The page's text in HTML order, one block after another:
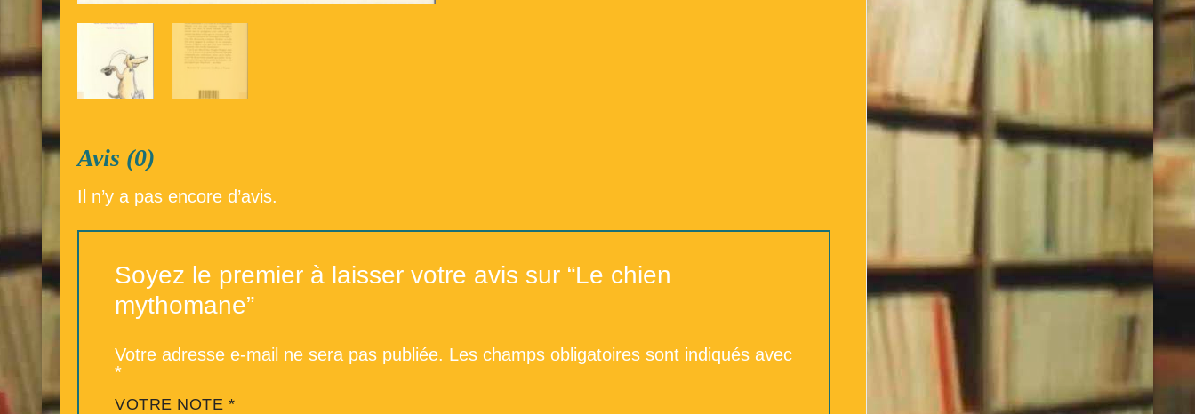
Répertoire du fonds de la Bibliothèque – 2ème partie
Répertoire des ouvrages Jeunesse
Déconnexion
Avis (0)
Il n’y a pas encore d’avis.
Soyez le premier à laisser votre avis sur “Le chien
mythomane”
Votre adresse e-mail ne sera pas publiée. Les champs obligatoires sont indiqués avec
*
VOTRE NOTE *